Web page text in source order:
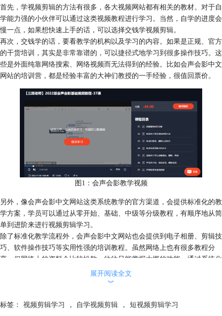
首先，学视频剪辑的方法有很多，各大视频网站都有相关的教材。对于自
学能力强的小伙伴可以通过这类视频教程进行学习。当然，自学的进度会
慢一点，如果想快速上手的话，可以选择交钱学视频剪辑。
再次，交钱学的话，要看教学的机构以及学习的内容。如果是正规、官方
的干货培训，其实是非常靠谱的，可以捷径式地学习到很多操作技巧。这
些是外面纯靠网络搜索、网络视频而无法得到的经验。比如会声会影中文
网站的培训营，都是经验丰富的大神们教授的一手经验，很值回票价。
图1：会声会影教学视频
另外，像会声会影中文网站这类系统教学的官方渠道，会提供标准化的教
学方案，学员可以通过从零开始、基础、中级等分级教程，有顺序地从简
单到进阶来进行视频剪辑学习。
除了标准化教学流程外，会声会影中文网站也会提供到电子相册、剪辑技
巧、软件操作技巧等实用性强的培训教程。虽然网络上也有很多教程分
享，但网络上的资料会比较松散，往往只能掌握大概的功能，通过系统化
的官方教程进行学习，效果才会更加事半功倍。
展开阅读全文
︾
标签： 视频剪辑学习 ， 自学视频剪辑 ， 短视频剪辑学习